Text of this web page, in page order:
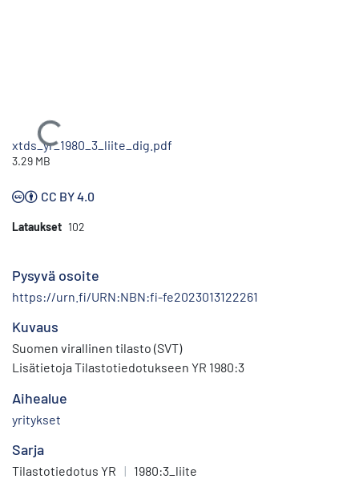
Ladataan...
xtds_yr_1980_3_liite_dig.pdf
3.29 MB
CC BY 4.0
Lataukset 102
Pysyvä osoite
https://urn.fi/URN:NBN:fi-fe2023013122261
Kuvaus
Suomen virallinen tilasto (SVT)
Lisätietoja Tilastotiedotukseen YR 1980:3
Aihealue
yritykset
Sarja
Tilastotiedotus YR | 1980:3_liite